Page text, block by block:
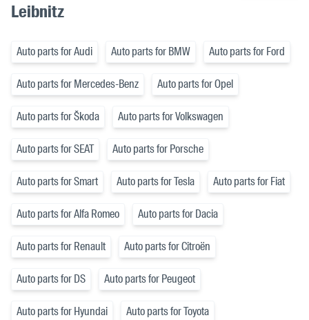
Leibnitz
Auto parts for Audi Auto parts for BMW Auto parts for Ford
Auto parts for Mercedes-Benz Auto parts for Opel
Auto parts for Škoda Auto parts for Volkswagen
Auto parts for SEAT Auto parts for Porsche
Auto parts for Smart Auto parts for Tesla Auto parts for Fiat
Auto parts for Alfa Romeo Auto parts for Dacia
Auto parts for Renault Auto parts for Citroën
Auto parts for DS Auto parts for Peugeot
Auto parts for Hyundai Auto parts for Toyota